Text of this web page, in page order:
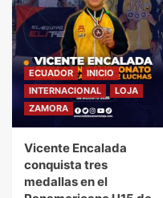
ECUADOR
INICIO
INTERNACIONAL
LOJA
ZAMORA
Vicente Encalada
conquista tres
medallas en el